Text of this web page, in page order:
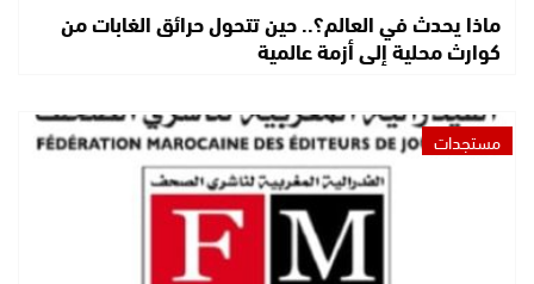
ماذا يحدث في العالم؟.. حين تتحول حرائق الغابات من
كوارث محلية إلى أزمة عالمية
مستجدات